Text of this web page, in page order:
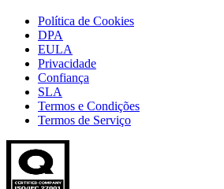
Política de Cookies
DPA
EULA
Privacidade
Confiança
SLA
Termos e Condições
Termos de Serviço